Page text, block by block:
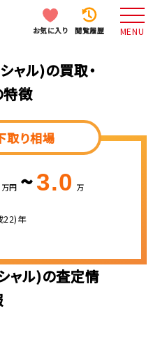
お気に入り 閲覧履歴 MENU
ル)の買取・
徴
取り相場
万円 ~3.0 万
22)年
ャル)の査定情